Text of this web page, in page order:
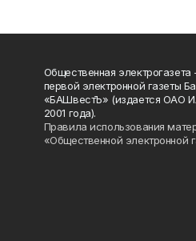
Общественная
первой электронной газеты
«БАШвестЪ» (издается ОАО
2001 года).
Правила использования
«Общественной электронной